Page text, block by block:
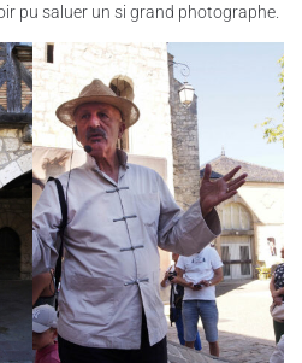
pu saluer un si grand photographe.